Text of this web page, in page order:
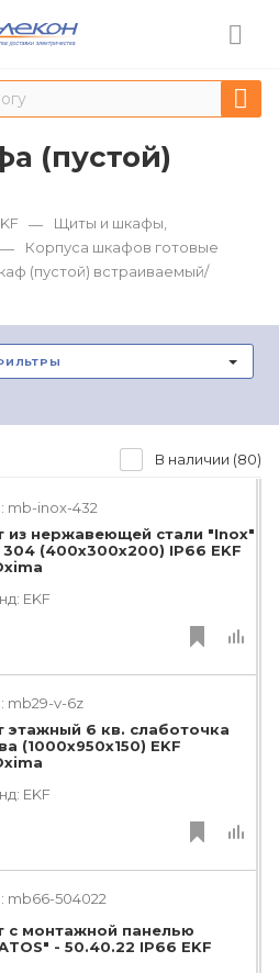
(пустой)
—
Щиты и шкафы,
—
Корпуса шкафов готовые
(пустой) встраиваемый/
В наличии (80)
mb-inox-432
из нержавеющей стали "Inox"
304 (400х300х200) IP66 EKF
EKF
mb29-v-6z
этажный 6 кв. слаботочка
(1000х950х150) EKF
EKF
mb66-504022
с монтажной панелью
- 50.40.22 IP66 EKF